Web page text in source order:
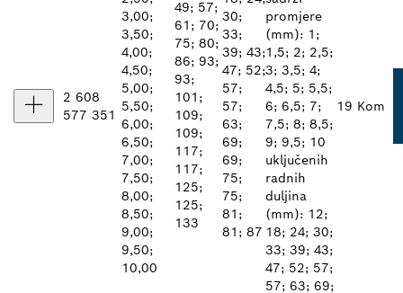
2 608
577 351
3,00;
3,50;
4,00;
4,50;
5,00;
5,50;
6,00;
6,50;
7,00;
7,50;
8,00;
8,50;
9,00;
9,50;
10,00
49; 57;
61; 70;
75; 80;
86; 93;
93;
101;
109;
109;
117;
117;
125;
125;
133
30;
33;
39; 43;
47; 52;
57;
57;
63;
69;
69;
75;
75;
81;
81; 87
promjere
(mm): 1;
1,5; 2; 2,5;
3; 3,5; 4;
4,5; 5; 5,5;
6; 6,5; 7;
7,5; 8; 8,5;
9; 9,5; 10
uključenih
radnih
duljina
(mm): 12;
18; 24; 30;
33; 39; 43;
47; 52; 57;
57; 63; 69;
19 Kom